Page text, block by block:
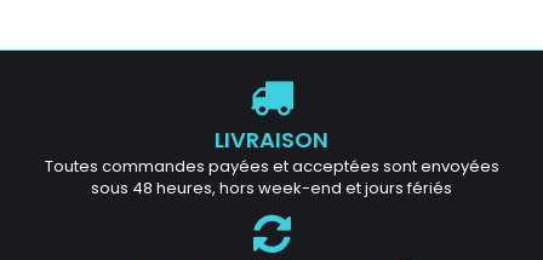
LIVRAISON
Toutes commandes payées et acceptées sont envoyées
sous 48 heures, hors week-end et jours fériés